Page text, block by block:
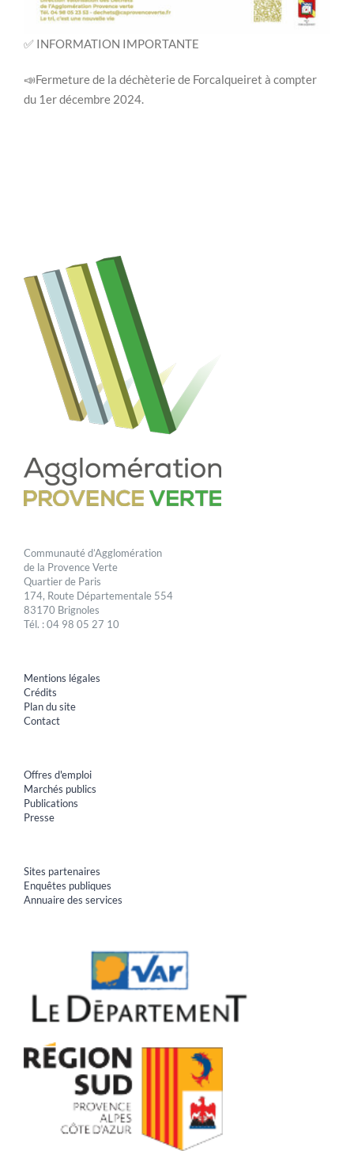
✅ INFORMATION IMPORTANTE
📣Fermeture de la déchèterie de Forcalqueiret à compter
du 1er décembre 2024.
Communauté d’Agglomération
de la Provence Verte
Quartier de Paris
174, Route Départementale 554
83170 Brignoles
Tél. : 04 98 05 27 10
Mentions légales
Crédits
Plan du site
Contact
Offres d'emploi
Marchés publics
Publications
Presse
Sites partenaires
Enquêtes publiques
Annuaire des services